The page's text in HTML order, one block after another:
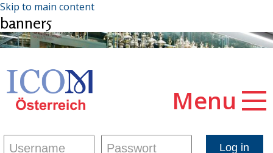
Skip to main content
banner5
Menu